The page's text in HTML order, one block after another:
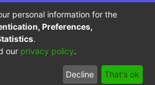
una Institución de Educación
sujeta a inspección y vigilancia
de Educación Nacional.
End User
Agreement
Send
Feedback
personal information for the
Preferences,
.
our privacy policy.
Decline That's ok